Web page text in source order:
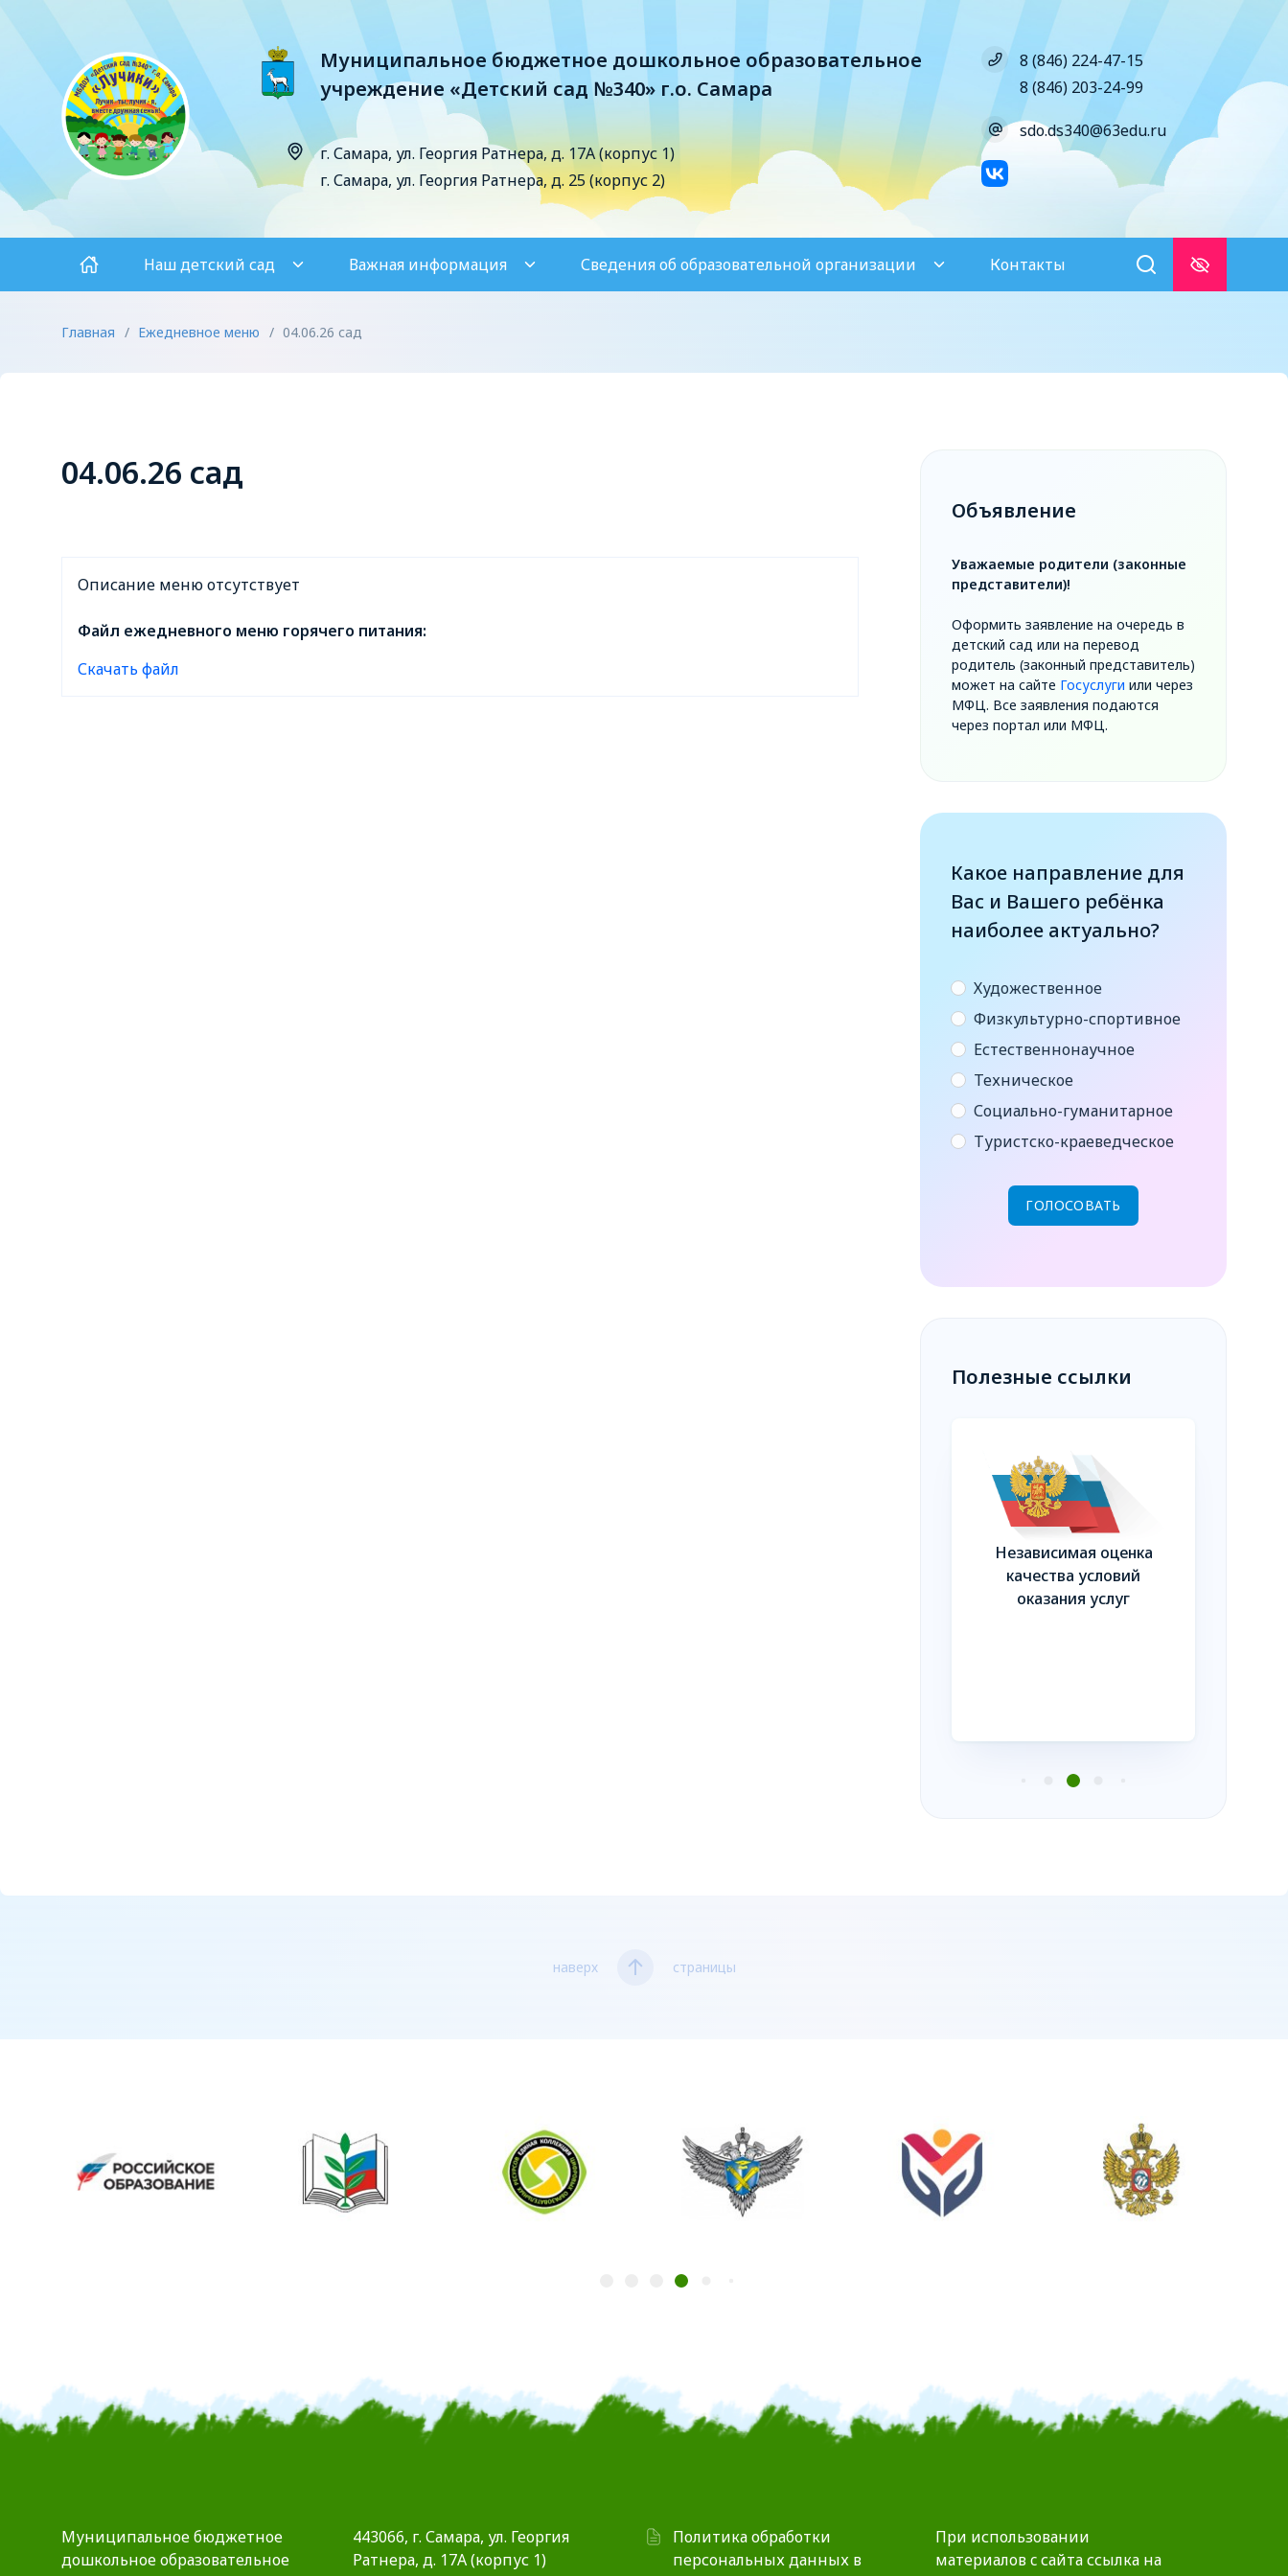
Муниципальное бюджетное дошкольное образовательное
учреждение «Детский сад №340» г.о. Самара
г. Самара, ул. Георгия Ратнера, д. 17А (корпус 1)
г. Самара, ул. Георгия Ратнера, д. 25 (корпус 2)
8 (846) 224-47-15
8 (846) 203-24-99
sdo.ds340@63edu.ru
Наш детский сад Важная информация Сведения об образовательной организации Контакты
Главная / Ежедневное меню / 04.06.26 сад
04.06.26 сад
Описание меню отсутствует
Файл ежедневного меню горячего питания:
Скачать файл
Объявление
Уважаемые родители (законные
представители)!
Оформить заявление на очередь в
детский сад или на перевод
родитель (законный представитель)
может на сайте Госуслуги или через
МФЦ. Все заявления подаются
через портал или МФЦ.
Какое направление для
Вас и Вашего ребёнка
наиболее актуально?
Художественное
Физкультурно-спортивное
Естественнонаучное
Техническое
Социально-гуманитарное
Туристско-краеведческое
Полезные ссылки
Независимая оценка
качества условий
оказания услуг
наверх страницы
Муниципальное бюджетное
дошкольное образовательное
443066, г. Самара, ул. Георгия
Ратнера, д. 17А (корпус 1)
Политика обработки
персональных данных в
При использовании
материалов c сайта ссылка на